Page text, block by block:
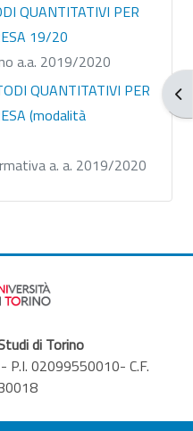
QUANTITATIVI PER
19/20
a.a. 2019/2020
QUANTITATIVI PER
(modalità
a. a. 2019/2020
di Torino
P.I. 02099550010- C.F.